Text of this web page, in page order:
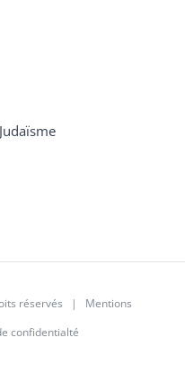
réservés | Mentions
confidentialté